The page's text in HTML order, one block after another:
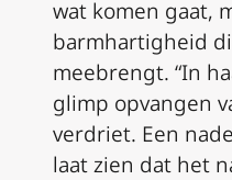
wat komen gaat,
barmhartigheid
meebrengt. “In
glimp opvangen
verdriet. Een
laat zien dat het